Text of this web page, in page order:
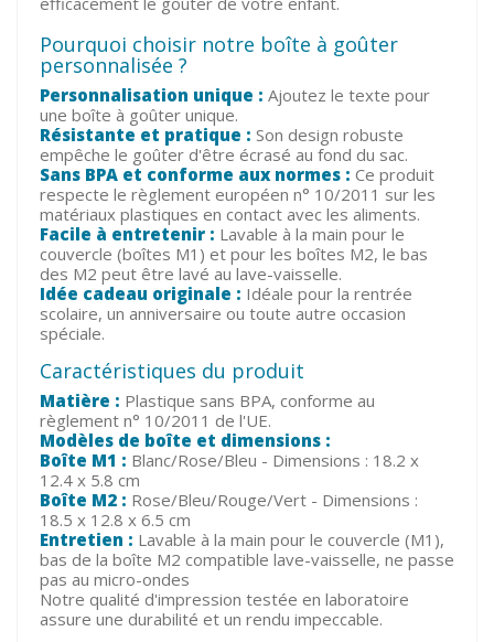
Pourquoi choisir notre boîte à goûter
personnalisée ?
Personnalisation unique : Ajoutez le texte pour
une boîte à goûter unique.
Résistante et pratique : Son design robuste
empêche le goûter d'être écrasé au fond du sac.
Sans BPA et conforme aux normes : Ce produit
respecte le règlement européen n° 10/2011 sur les
matériaux plastiques en contact avec les aliments.
Facile à entretenir : Lavable à la main pour le
couvercle (boîtes M1) et pour les boîtes M2, le bas
des M2 peut être lavé au lave-vaisselle.
Idée cadeau originale : Idéale pour la rentrée
scolaire, un anniversaire ou toute autre occasion
spéciale.
Caractéristiques du produit
Matière : Plastique sans BPA, conforme au
règlement n° 10/2011 de l'UE.
Modèles de boîte et dimensions :
Boîte M1 : Blanc/Rose/Bleu - Dimensions : 18.2 x
12.4 x 5.8 cm
Boîte M2 : Rose/Bleu/Rouge/Vert - Dimensions :
18.5 x 12.8 x 6.5 cm
Entretien : Lavable à la main pour le couvercle (M1),
bas de la boîte M2 compatible lave-vaisselle, ne passe
pas au micro-ondes
Notre qualité d'impression testée en laboratoire
assure une durabilité et un rendu impeccable.